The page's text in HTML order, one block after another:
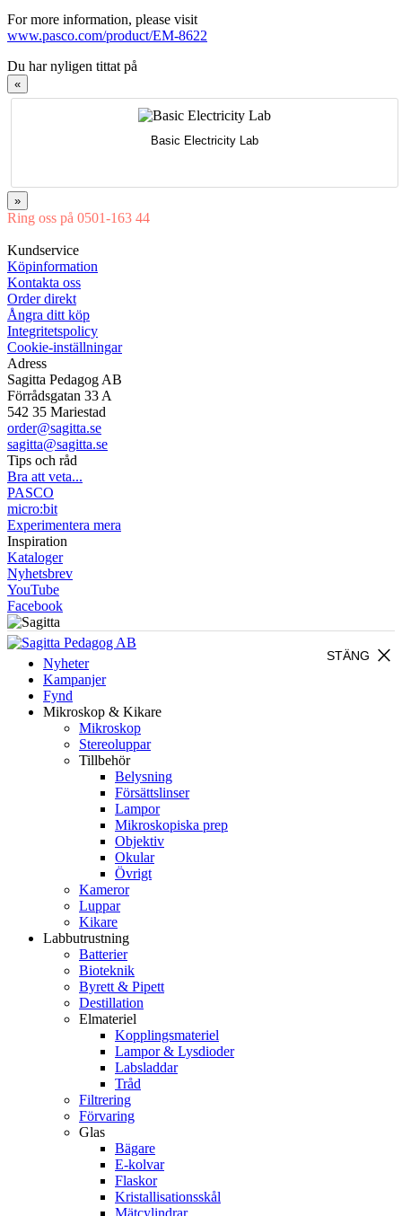
For more information, please visit
www.pasco.com/product/EM-8622
Du har nyligen tittat på
«
Basic Electricity Lab
»
Ring oss på 0501-163 44
Kundservice
Köpinformation
Kontakta oss
Order direkt
Ångra ditt köp
Integritetspolicy
Cookie-inställningar
Adress
Sagitta Pedagog AB
Förrådsgatan 33 A
542 35 Mariestad
order@sagitta.se
sagitta@sagitta.se
Tips och råd
Bra att veta...
PASCO
micro:bit
Experimentera mera
Inspiration
Kataloger
Nyhetsbrev
YouTube
Facebook
close
STÄNG
Nyheter
Kampanjer
Fynd
Mikroskop & Kikare
Mikroskop
Stereoluppar
Tillbehör
Belysning
Försättslinser
Lampor
Mikroskopiska prep
Objektiv
Okular
Övrigt
Kameror
Luppar
Kikare
Labbutrustning
Batterier
Bioteknik
Byrett & Pipett
Destillation
Elmateriel
Kopplingsmateriel
Lampor & Lysdioder
Labsladdar
Tråd
Filtrering
Förvaring
Glas
Bägare
E-kolvar
Flaskor
Kristallisationsskål
Mätcylindrar